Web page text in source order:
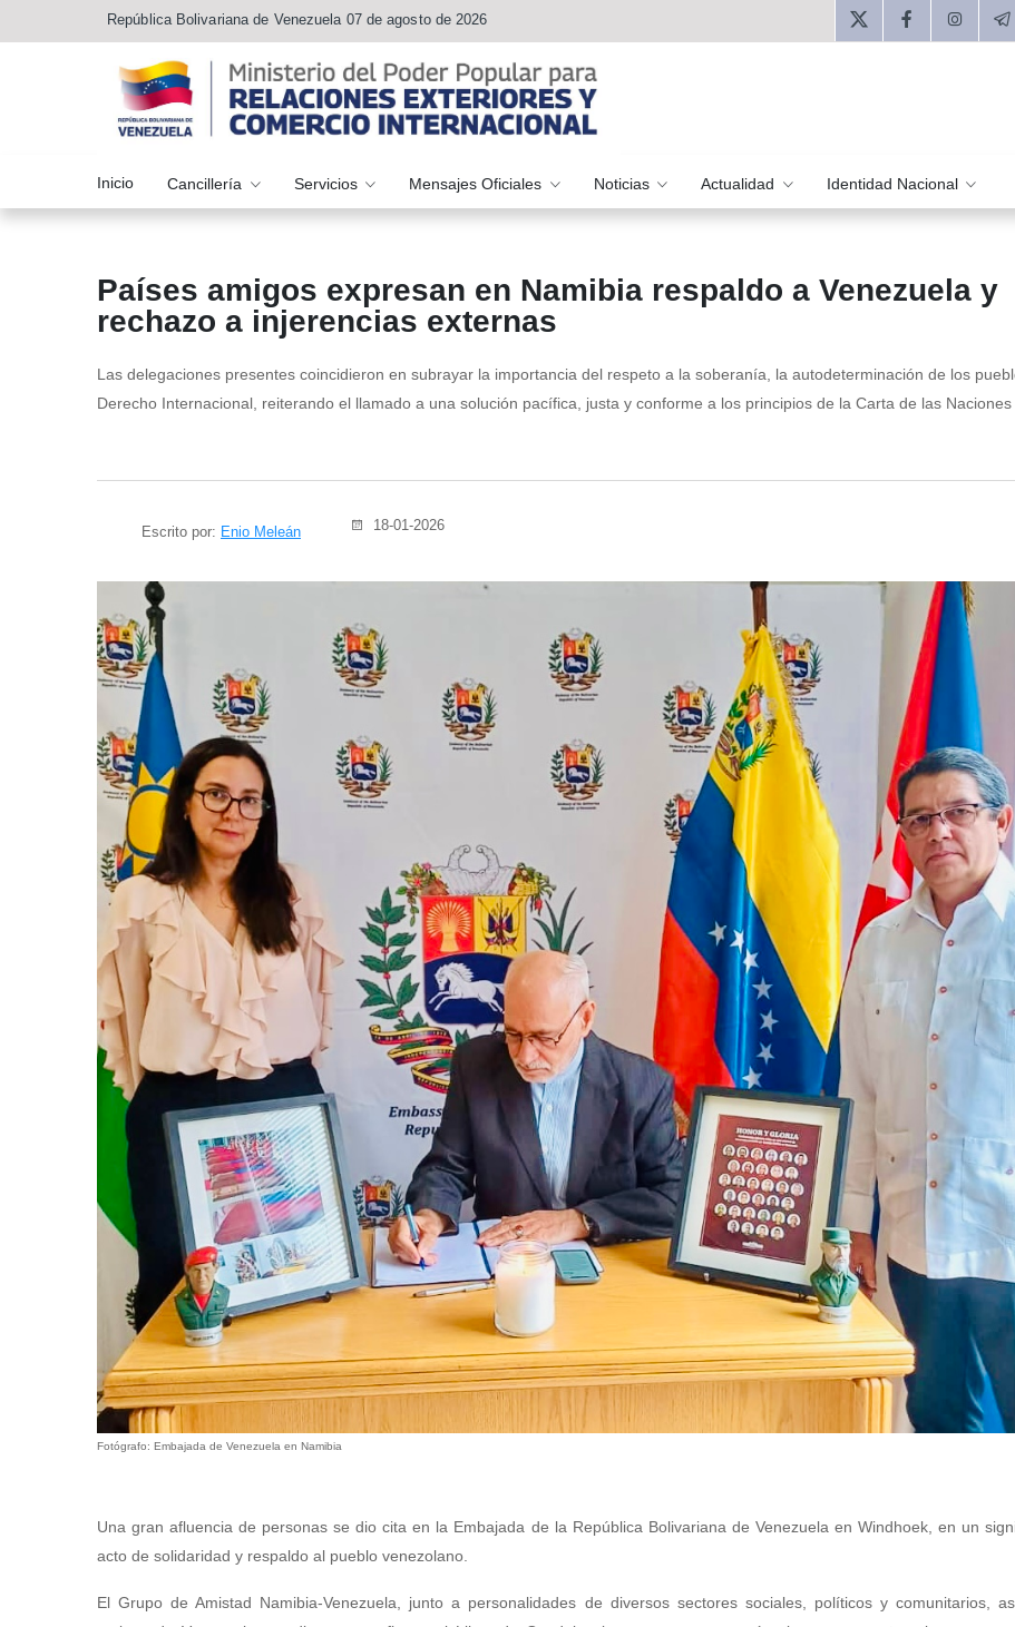
República Bolivariana de Venezuela 07 de agosto de 2026
Inicio Cancillería Servicios Mensajes Oficiales Noticias Actualidad Identidad Nacional
Países amigos expresan en Namibia respaldo a Venezuela y
rechazo a injerencias externas
Las delegaciones presentes coincidieron en subrayar la importancia del respeto a la soberanía, la autodeterminación de los
Derecho Internacional, reiterando el llamado a una solución pacífica, justa y conforme a los principios de la Carta de las
Escrito por: Enio Meleán 18-01-2026
Fotógrafo: Embajada de Venezuela en Namibia
Una gran afluencia de personas se dio cita en la Embajada de la República Bolivariana de Venezuela en Windhoek, en un
acto de solidaridad y respaldo al pueblo venezolano.
El Grupo de Amistad Namibia-Venezuela, junto a personalidades de diversos sectores sociales, políticos y comunitarios,